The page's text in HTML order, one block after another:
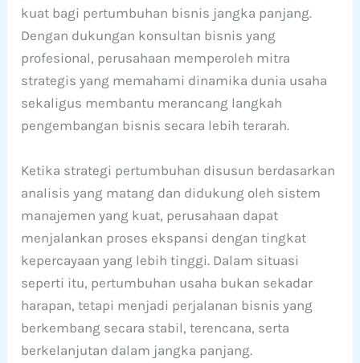
kuat bagi pertumbuhan bisnis jangka panjang.
Dengan dukungan konsultan bisnis yang
profesional, perusahaan memperoleh mitra
strategis yang memahami dinamika dunia usaha
sekaligus membantu merancang langkah
pengembangan bisnis secara lebih terarah.
Ketika strategi pertumbuhan disusun berdasarkan
analisis yang matang dan didukung oleh sistem
manajemen yang kuat, perusahaan dapat
menjalankan proses ekspansi dengan tingkat
kepercayaan yang lebih tinggi. Dalam situasi
seperti itu, pertumbuhan usaha bukan sekadar
harapan, tetapi menjadi perjalanan bisnis yang
berkembang secara stabil, terencana, serta
berkelanjutan dalam jangka panjang.